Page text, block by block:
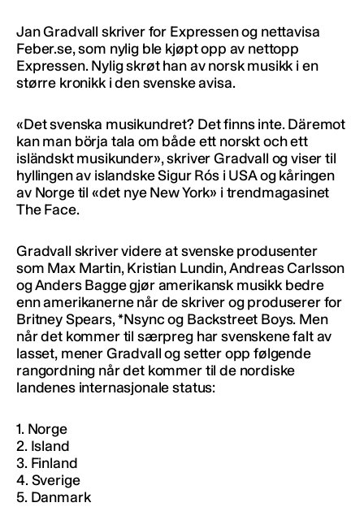
Jan Gradvall skriver for Expressen og nettavisa
Feber.se, som nylig ble kjøpt opp av nettopp
Expressen. Nylig skrøt han av norsk musikk i en
større kronikk i den svenske avisa.
«Det svenska musikundret? Det finns inte. Däremot
kan man börja tala om både ett norskt och ett
isländskt musikunder», skriver Gradvall og viser til
hyllingen av islandske Sigur Rós i USA og kåringen
av Norge til «det nye New York» i trendmagasinet
The Face.
Gradvall skriver videre at svenske produsenter
som Max Martin, Kristian Lundin, Andreas Carlsson
og Anders Bagge gjør amerikansk musikk bedre
enn amerikanerne når de skriver og produserer for
Britney Spears, *Nsync og Backstreet Boys. Men
når det kommer til særpreg har svenskene falt av
lasset, mener Gradvall og setter opp følgende
rangordning når det kommer til de nordiske
landenes internasjonale status:
1. Norge
2. Island
3. Finland
4. Sverige
5. Danmark